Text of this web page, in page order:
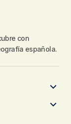
con
española.